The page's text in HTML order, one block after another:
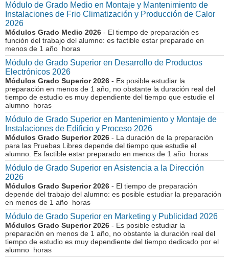
Módulo de Grado Medio en Montaje y Mantenimiento de
Instalaciones de Frio Climatización y Producción de Calor
2026
Módulos Grado Medio 2026 - El tiempo de preparación es
función del trabajo del alumno: es factible estar preparado en
menos de 1 año horas
Módulo de Grado Superior en Desarrollo de Productos
Electrónicos 2026
Módulos Grado Superior 2026 - Es posible estudiar la
preparación en menos de 1 año, no obstante la duración real del
tiempo de estudio es muy dependiente del tiempo que estudie el
alumno horas
Módulo de Grado Superior en Mantenimiento y Montaje de
Instalaciones de Edificio y Proceso 2026
Módulos Grado Superior 2026 - La duración de la preparación
para las Pruebas Libres depende del tiempo que estudie el
alumno. Es factible estar preparado en menos de 1 año horas
Módulo de Grado Superior en Asistencia a la Dirección
2026
Módulos Grado Superior 2026 - El tiempo de preparación
depende del trabajo del alumno: es posible estudiar la preparación
en menos de 1 año horas
Módulo de Grado Superior en Marketing y Publicidad 2026
Módulos Grado Superior 2026 - Es posible estudiar la
preparación en menos de 1 año, no obstante la duración real del
tiempo de estudio es muy dependiente del tiempo dedicado por el
alumno horas